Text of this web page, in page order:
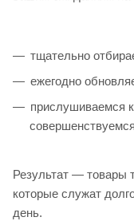
тщательно
ежегодно
прислушиваемся
Результат — товары
которые служат
день.